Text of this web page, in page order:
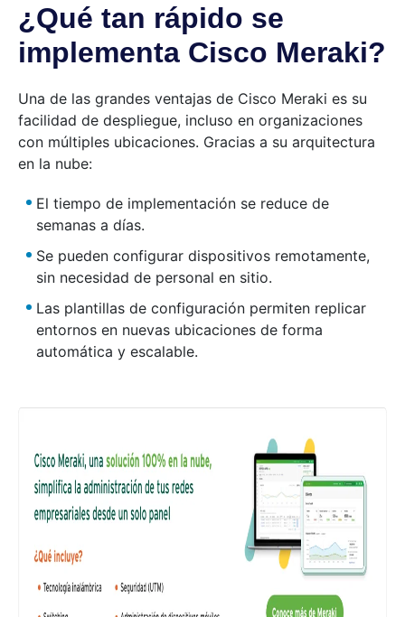
¿Qué tan rápido se
implementa Cisco Meraki?
Una de las grandes ventajas de Cisco Meraki es su
facilidad de despliegue, incluso en organizaciones
con múltiples ubicaciones. Gracias a su arquitectura
en la nube:
El tiempo de implementación se reduce de
semanas a días.
Se pueden configurar dispositivos remotamente,
sin necesidad de personal en sitio.
Las plantillas de configuración permiten replicar
entornos en nuevas ubicaciones de forma
automática y escalable.